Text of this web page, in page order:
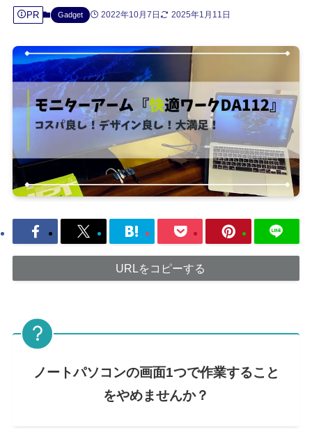
PR Gadget 2022年10月7日 2025年1月11日
URLをコピーする
ノートパソコンの画面1つで作業すること
をやめませんか？